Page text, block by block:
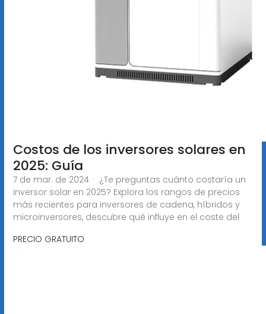
Costos de los inversores solares en
2025: Guía
7 de mar. de 2024 · ¿Te preguntas cuánto costaría un
inversor solar en 2025? Explora los rangos de precios
más recientes para inversores de cadena, híbridos y
microinversores, descubre qué influye en el coste del
PRECIO GRATUITO